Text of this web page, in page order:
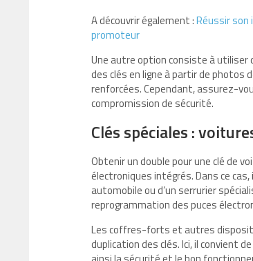
A découvrir également :Réussir son
promoteur
Une autre option consiste à utiliser
des clés en ligne à partir de photos
renforcées. Cependant, assurez-
compromission de sécurité.
Clés spéciales :
Obtenir un double pour une clé de
électroniques intégrés. Dans ce
automobile ou d’un serrurier
reprogrammation des puces
Les coffres-forts et autres
duplication des clés. Ici, il convient